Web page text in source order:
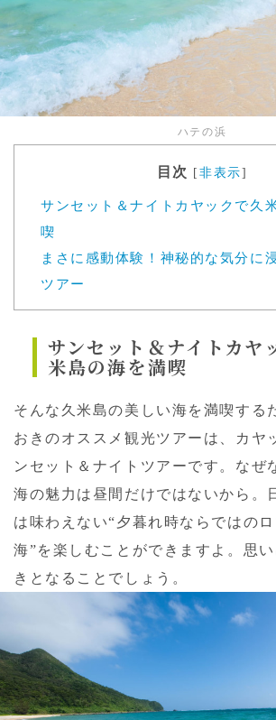
ハテの浜
目次 [非表示]
サンセット＆ナイトカヤックで久
喫
まさに感動体験！神秘的な気分に
ツアー
サンセット＆ナイトカヤ
米島の海を満喫
そんな久米島の美しい海を満喫する
おきのオススメ観光ツアーは、カヤ
ンセット＆ナイトツアーです。なぜ
海の魅力は昼間だけではないから。
は味わえない“夕暮れ時ならではの
海”を楽しむことができますよ。思
きとなることでしょう。